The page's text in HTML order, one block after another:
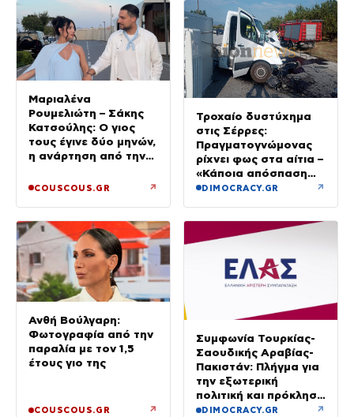
Μαριαλένα
Ρουμελιώτη – Σάκης
Κατσούλης: Ο γιος
τους έγινε δύο μηνών,
η ανάρτηση από την
COUSCOUS.GR ↗
Τροχαίο δυστύχημα
στις Σέρρες:
Πραγματογνώμονας
ρίχνει φως στα αίτια –
«Κάποια απόσπαση
προσοχής, ίσως
DIMOCRACY.GR ↗
Ανθή Βούλγαρη:
Φωτογραφία από την
παραλία με τον 1,5
έτους γιο της
COUSCOUS.GR ↗
Συμφωνία Τουρκίας-
Σαουδικής Αραβίας-
Πακιστάν: Πλήγμα για
την εξωτερική
πολιτική και πρόκληση
για την Αθήνα, λέει η
DIMOCRACY.GR ↗